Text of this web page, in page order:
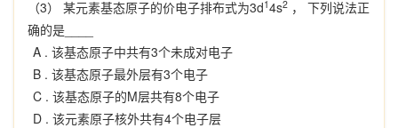
（3） 某元素基态原子的价电子排布式为3d14s2 ， 下列说法正
确的是____
A . 该基态原子中共有3个未成对电子
B . 该基态原子最外层有3个电子
C . 该基态原子的M层共有8个电子
D . 该元素原子核外共有4个电子层